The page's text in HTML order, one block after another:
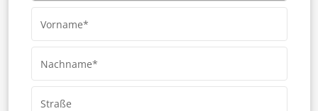
Vorname*
Nachname*
Straße